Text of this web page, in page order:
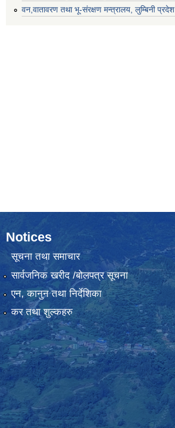
वन,वातावरण तथा भू-संरक्षण मन्त्रालय, लुम्बिनी प्रदेश
Notices
सूचना तथा समाचार
सार्वजनिक खरीद /बोलपत्र सूचना
एन, कानुन तथा निर्देशिका
कर तथा शुल्कहरु